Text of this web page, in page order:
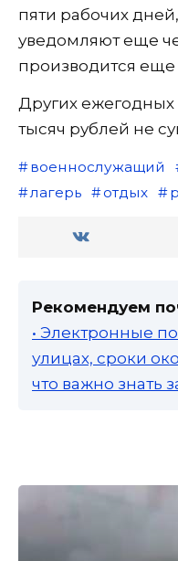
пяти рабочих
уведомляют еще
производится еще
Других ежегодных
тысяч рублей не
военнослужащий
лагерь
отдых
Рекомендуем
• Электронные
улицах, сроки
что важно знать